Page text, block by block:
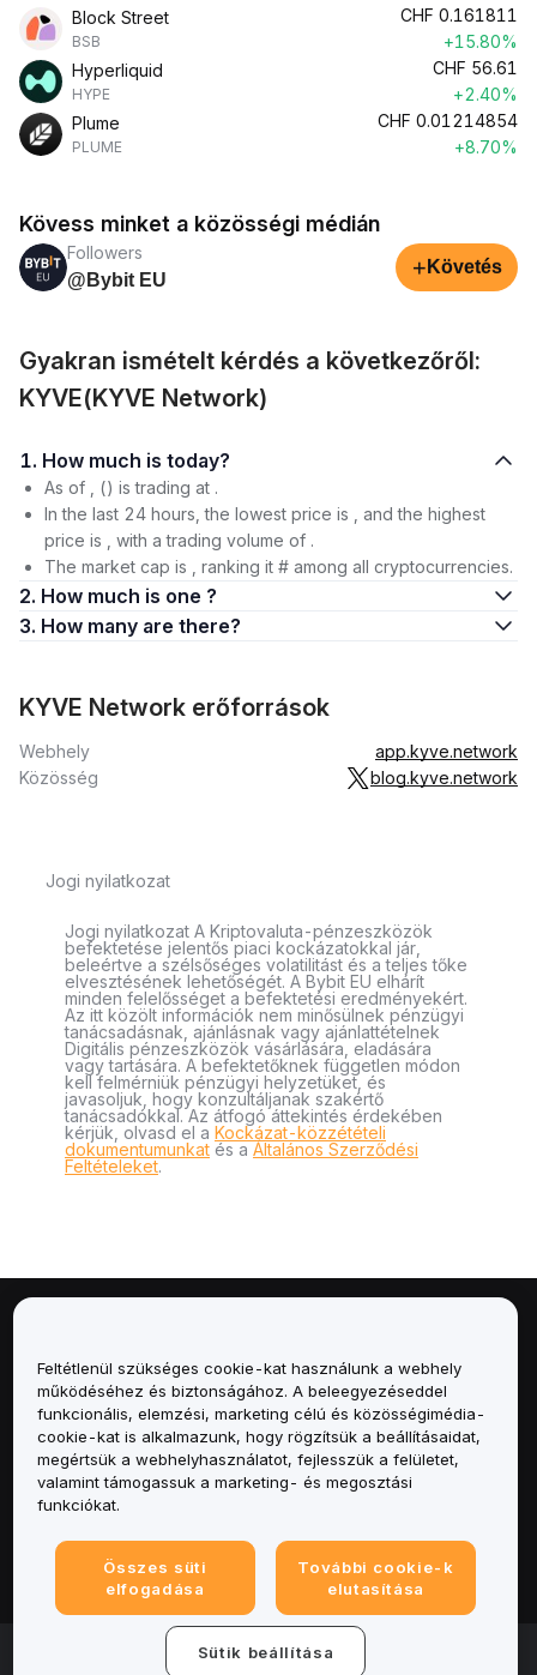
Block Street
BSB
CHF 0.161811
+15.80%
Hyperliquid
HYPE
CHF 56.61
+2.40%
Plume
PLUME
CHF 0.01214854
+8.70%
Kövess minket a közösségi médián
Followers
@Bybit EU
+ Követés
Gyakran ismételt kérdés a következőről:
KYVE(KYVE Network)
1. How much is today?
As of , () is trading at .
In the last 24 hours, the lowest price is , and the highest
price is , with a trading volume of .
The market cap is , ranking it # among all cryptocurrencies.
2. How much is one ?
3. How many are there?
KYVE Network erőforrások
Webhely
app.kyve.network
Közösség
blog.kyve.network
Jogi nyilatkozat
Jogi nyilatkozat A Kriptovaluta-pénzeszközök
befektetése jelentős piaci kockázatokkal jár,
beleértve a szélsőséges volatilitást és a teljes tőke
elvesztésének lehetőségét. A Bybit EU elhárít
minden felelősséget a befektetési eredményekért.
Az itt közölt információk nem minősülnek pénzügyi
tanácsadásnak, ajánlásnak vagy ajánlattételnek
Digitális pénzeszközök vásárlására, eladására
vagy tartására. A befektetőknek független módon
kell felmérniük pénzügyi helyzetüket, és
javasoljuk, hogy konzultáljanak szakértő
tanácsadókkal. Az átfogó áttekintés érdekében
kérjük, olvasd el a Kockázat-közzétételi
dokumentumunkat és a Általános Szerződési
Feltételeket.
Szolgáltatások
Támogatás
Termékek
© 2025-2026 Bybit.eu. Minden jog fenntartva.
Feltétlenül szükséges cookie-kat használunk a webhely
működéséhez és biztonságához. A beleegyezéseddel
funkcionális, elemzési, marketing célú és közösségimédia-
cookie-kat is alkalmazunk, hogy rögzítsük a beállításaidat,
megértsük a webhelyhasználatot, fejlesszük a felületet,
valamint támogassuk a marketing- és megosztási
funkciókat.
Összes süti
elfogadása
További cookie-k
elutasítása
Sütik beállítása